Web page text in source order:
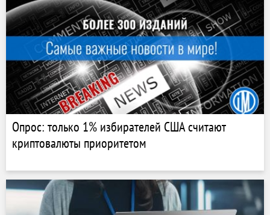
Опрос: только 1% избирателей США считают
криптовалюты приоритетом